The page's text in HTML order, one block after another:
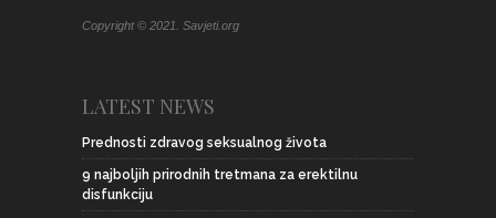
Copyright © 2021. Savjeti.org
LATEST NEWS
Prednosti zdravog seksualnog života
9 najboljih prirodnih tretmana za erektilnu
disfunkciju